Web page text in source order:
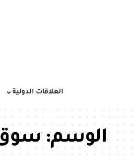
العلاقات الدولية
الوسم:سوق